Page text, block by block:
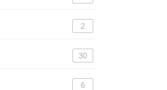
2
30
6